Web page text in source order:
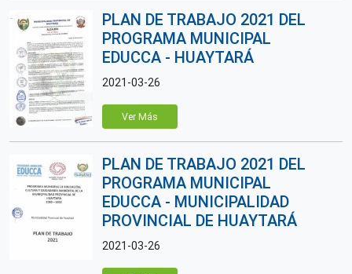
PLAN DE TRABAJO 2021 DEL
PROGRAMA MUNICIPAL
EDUCCA - HUAYTARÁ
2021-03-26
Ver Más
PLAN DE TRABAJO 2021 DEL
PROGRAMA MUNICIPAL
EDUCCA - MUNICIPALIDAD
PROVINCIAL DE HUAYTARÁ
2021-03-26